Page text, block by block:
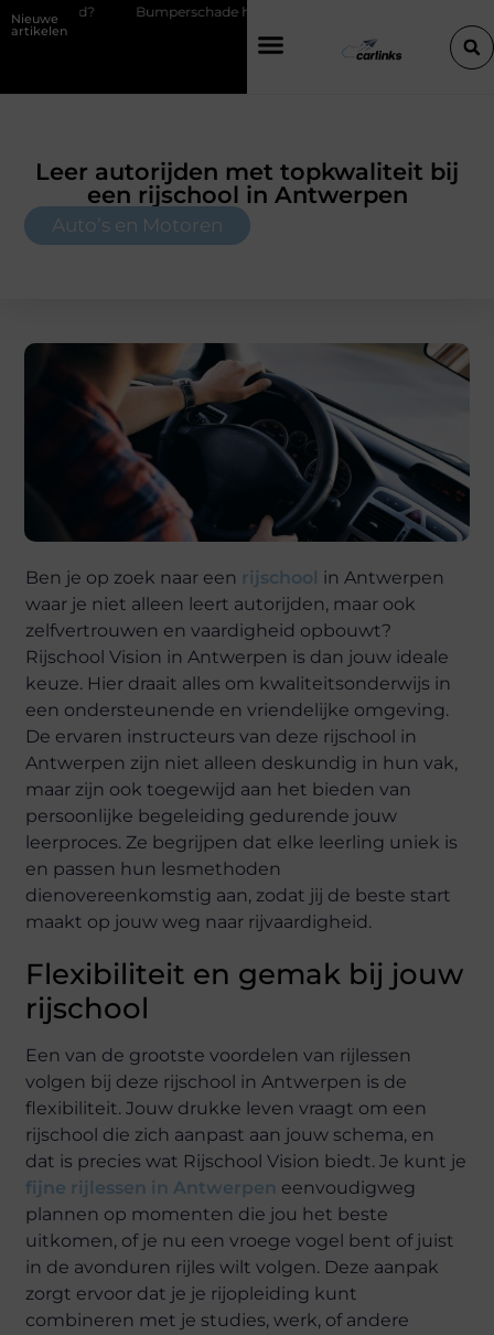
Nieuwe
artikelen
herstellen: repareren of de bumper vervangen?
Leer autorijden met topkwaliteit bij
een rijschool in Antwerpen
Auto’s en Motoren
Ben je op zoek naar een rijschool in Antwerpen
waar je niet alleen leert autorijden, maar ook
zelfvertrouwen en vaardigheid opbouwt?
Rijschool Vision in Antwerpen is dan jouw ideale
keuze. Hier draait alles om kwaliteitsonderwijs in
een ondersteunende en vriendelijke omgeving.
De ervaren instructeurs van deze rijschool in
Antwerpen zijn niet alleen deskundig in hun vak,
maar zijn ook toegewijd aan het bieden van
persoonlijke begeleiding gedurende jouw
leerproces. Ze begrijpen dat elke leerling uniek is
en passen hun lesmethoden
dienovereenkomstig aan, zodat jij de beste start
maakt op jouw weg naar rijvaardigheid.
Flexibiliteit en gemak bij jouw
rijschool
Een van de grootste voordelen van rijlessen
volgen bij deze rijschool in Antwerpen is de
flexibiliteit. Jouw drukke leven vraagt om een
rijschool die zich aanpast aan jouw schema, en
dat is precies wat Rijschool Vision biedt. Je kunt je
fijne rijlessen in Antwerpen eenvoudigweg
plannen op momenten die jou het beste
uitkomen, of je nu een vroege vogel bent of juist
in de avonduren rijles wilt volgen. Deze aanpak
zorgt ervoor dat je je rijopleiding kunt
combineren met je studies, werk, of andere